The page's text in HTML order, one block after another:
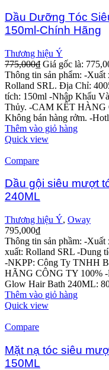
Dầu Dưỡng Tóc
150ml-Chính Hãng
Thương hiệu Ý
775,000₫ Giá gốc là:
Thông tin sản phẩm: -Xuất
Rolland SRL. Địa Chỉ:
tích: 150ml -Nhập Khẩu
Thủy. -CAM KẾT
Không bán hàng rởm. -
Thêm vào giỏ hàng
Quick view
Compare
Dầu gội siêu mượt
240ML
Thương hiệu Ý, Oway
795,000₫
Thông tin sản phầm: -Xuất
xuất: Rolland SRL -Dung
-NKPP: Công Ty TNHH
HÃNG CÔNG TY 100%
Glow Hair Bath 240ML:
Thêm vào giỏ hàng
Quick view
Compare
Mặt nạ tóc siêu
150ML